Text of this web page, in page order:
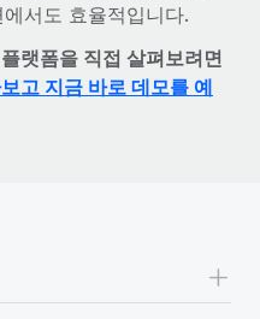
서도 효율적입니다.
랫폼을 직접 살펴보려면
고 지금 바로 데모를 예
+